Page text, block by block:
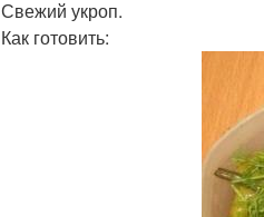
Свежий укроп.
Как готовить: